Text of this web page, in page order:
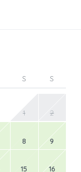
S S
1 2
8 9
15 16